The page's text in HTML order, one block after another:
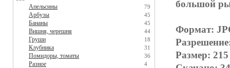
Апельсины 79
Арбузы 45
Бананы 45
Вишня, черешня 44
Груши 18
Клубника 31
Помидоры, томаты 36
Разное 4
большой
Формат:
Размер: